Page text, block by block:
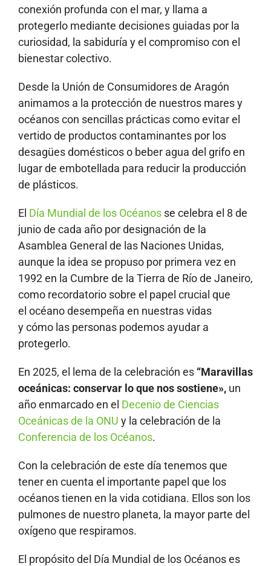
conexión profunda con el mar, y llama a
protegerlo mediante decisiones guiadas por la
curiosidad, la sabiduría y el compromiso con el
bienestar colectivo.
Desde la Unión de Consumidores de Aragón
animamos a la protección de nuestros mares y
océanos con sencillas prácticas como evitar el
vertido de productos contaminantes por los
desagües domésticos o beber agua del grifo en
lugar de embotellada para reducir la producción
de plásticos.
El Día Mundial de los Océanos se celebra el 8 de
junio de cada año por designación de la
Asamblea General de las Naciones Unidas,
aunque la idea se propuso por primera vez en
1992 en la Cumbre de la Tierra de Río de Janeiro,
como recordatorio sobre el papel crucial que
el océano desempeña en nuestras vidas
y cómo las personas podemos ayudar a
protegerlo.
En 2025, el lema de la celebración es “Maravillas
oceánicas: conservar lo que nos sostiene», un
año enmarcado en el Decenio de Ciencias
Oceánicas de la ONU y la celebración de la
Conferencia de los Océanos.
Con la celebración de este día tenemos que
tener en cuenta el importante papel que los
océanos tienen en la vida cotidiana. Ellos son los
pulmones de nuestro planeta, la mayor parte del
oxígeno que respiramos.
El propósito del Día Mundial de los Océanos es